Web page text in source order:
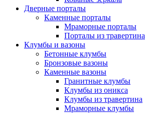
Дверные порталы
Каменные порталы
Мраморные порталы
Порталы из травертина
Клумбы и вазоны
Бетонные клумбы
Бронзовые вазоны
Каменные вазоны
Гранитные клумбы
Клумбы из оникса
Клумбы из травертина
Мраморные клумбы